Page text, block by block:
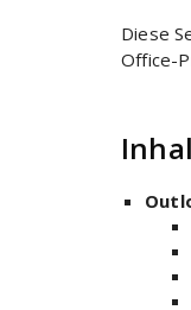
Diese
Office-